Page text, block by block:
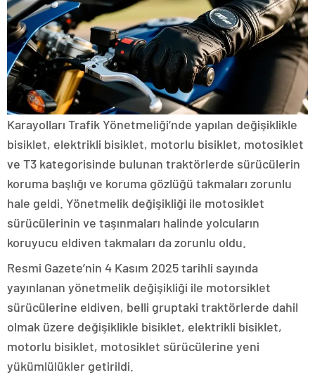
Karayolları Trafik Yönetmeliği’nde yapılan değişiklikle
bisiklet, elektrikli bisiklet, motorlu bisiklet, motosiklet
ve T3 kategorisinde bulunan traktörlerde sürücülerin
koruma başlığı ve koruma gözlüğü takmaları zorunlu
hale geldi. Yönetmelik değişikliği ile motosiklet
sürücülerinin ve taşınmaları halinde yolcuların
koruyucu eldiven takmaları da zorunlu oldu.
Resmi Gazete’nin 4 Kasım 2025 tarihli sayında
yayınlanan yönetmelik değişikliği ile motorsiklet
sürücülerine eldiven, belli gruptaki traktörlerde dahil
olmak üzere değişiklikle bisiklet, elektrikli bisiklet,
motorlu bisiklet, motosiklet sürücülerine yeni
yükümlülükler getirildi.